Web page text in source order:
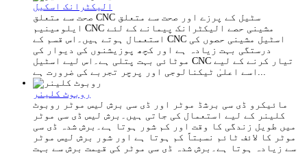
الیکٹرانک اسکیل
صحت سے متعلق CNC سٹیل کے پرزے اور صحت سے متعلق
ایلومینیم CNC مشینی حصے الیکٹرانک پیمانے کے لئے
استعمال ہوتے ہیں۔اس قسم کے CNC اسٹیل مشینی حصوں کی
درستگی بہت زیادہ ہے اور کچھ پوزیشنوں کی دیوار کی
موٹائی بہت پتلی ہے۔اس لیے اسٹیل CNC تیار کرنے کے لیے
روبوٹ کلینر
مائیکرو ڈی سی برشڈ موٹر اور ڈی سی برش لیس موٹر روبوٹ
کلینر کے لیے استعمال کی جاتی ہیں۔برش لیس ڈی سی موٹر
میں طویل زندگی کا وقت اور کم شور ہوتا ہے۔برش شدہ ڈی سی
موٹر کا لائف ٹائم نسبتاً کم ہوتا ہے اور شور برش لیس موٹر
سے زیادہ ہوتا ہے۔برش شدہ ڈی سی موٹر کی قیمت برش سے بہت